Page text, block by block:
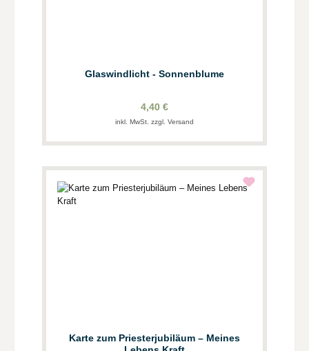
Glaswindlicht - Sonnenblume
4,40 €
inkl. MwSt. zzgl. Versand
Karte zum Priesterjubiläum – Meines